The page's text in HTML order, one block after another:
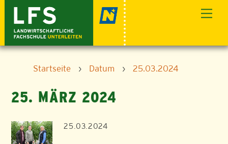
content
Startseite › Datum › 25.03.2024
25. MÄRZ 2024
25.03.2024